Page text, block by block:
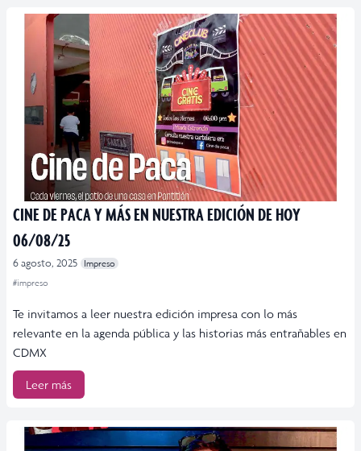
CINE DE PACA Y MÁS EN NUESTRA EDICIÓN DE HOY
06/08/25
6 agosto, 2025
Impreso
#impreso
Te invitamos a leer nuestra edición impresa con lo más
relevante en la agenda pública y las historias más entrañables en
CDMX
Leer más